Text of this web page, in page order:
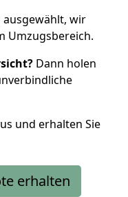
wir
Umzugsbereich.
Dann holen
und erhalten Sie
erhalten